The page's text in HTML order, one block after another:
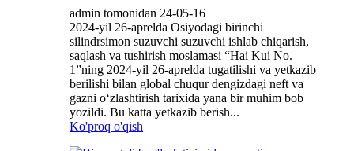
admin tomonidan 24-05-16
2024-yil 26-aprelda Osiyodagi birinchi
silindrsimon suzuvchi suzuvchi ishlab chiqarish,
saqlash va tushirish moslamasi “Hai Kui No.
1”ning 2024-yil 26-aprelda tugatilishi va yetkazib
berilishi bilan global chuqur dengizdagi neft va
gazni oʻzlashtirish tarixida yana bir muhim bob
yozildi. Bu katta yetkazib berish...
Ko'proq o'qish